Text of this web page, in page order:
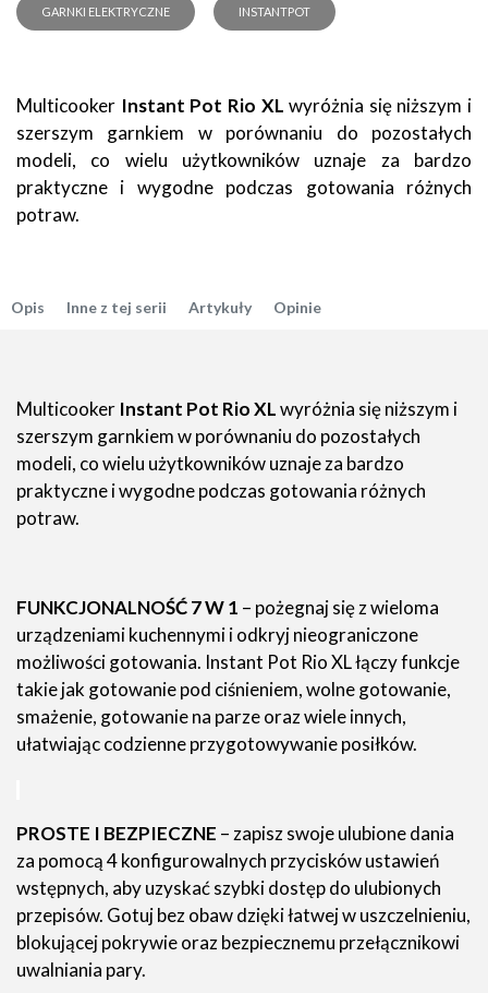
GARNKI ELEKTRYCZNE INSTANTPOT
Multicooker Instant Pot Rio XL wyróżnia się niższym i
szerszym garnkiem w porównaniu do pozostałych
modeli, co wielu użytkowników uznaje za bardzo
praktyczne i wygodne podczas gotowania różnych
potraw.
Opis Inne z tej serii Artykuły Opinie
Multicooker Instant Pot Rio XLwyróżnia się niższym i
szerszym garnkiem w porównaniu do pozostałych
modeli, co wielu użytkowników uznaje za bardzo
praktyczne i wygodne podczas gotowania różnych
potraw.
FUNKCJONALNOŚĆ 7 W 1 – pożegnaj się z wieloma
urządzeniami kuchennymi i odkryj nieograniczone
możliwości gotowania. Instant Pot Rio XL łączy funkcje
takie jak gotowanie pod ciśnieniem, wolne gotowanie,
smażenie, gotowanie na parze oraz wiele innych,
ułatwiając codzienne przygotowywanie posiłków.
PROSTE I BEZPIECZNE – zapisz swoje ulubione dania
za pomocą 4 konfigurowalnych przycisków ustawień
wstępnych, aby uzyskać szybki dostęp do ulubionych
przepisów. Gotuj bez obaw dzięki łatwej w uszczelnieniu,
blokującej pokrywie oraz bezpiecznemu przełącznikowi
uwalniania pary.